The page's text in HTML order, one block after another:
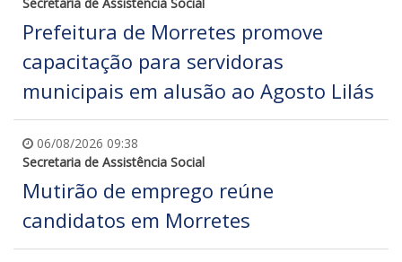
Prefeitura de Morretes promove
capacitação para servidoras
municipais em alusão ao Agosto Lilás
06/08/2026 09:38
Secretaria de Assistência Social
Mutirão de emprego reúne
candidatos em Morretes